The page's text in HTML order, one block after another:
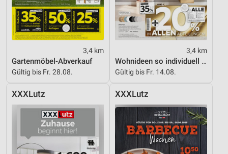
3,4 km
Gartenmöbel-Abverkauf
Gültig bis Fr. 28.08.
3,4 km
Wohnideen so individuell wie du!
Gültig bis Fr. 14.08.
XXXLutz XXXLutz